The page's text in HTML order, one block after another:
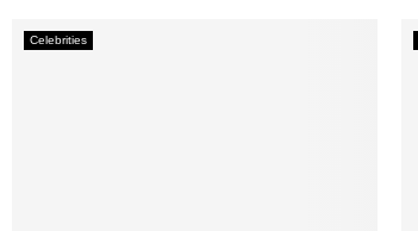
Celebrities